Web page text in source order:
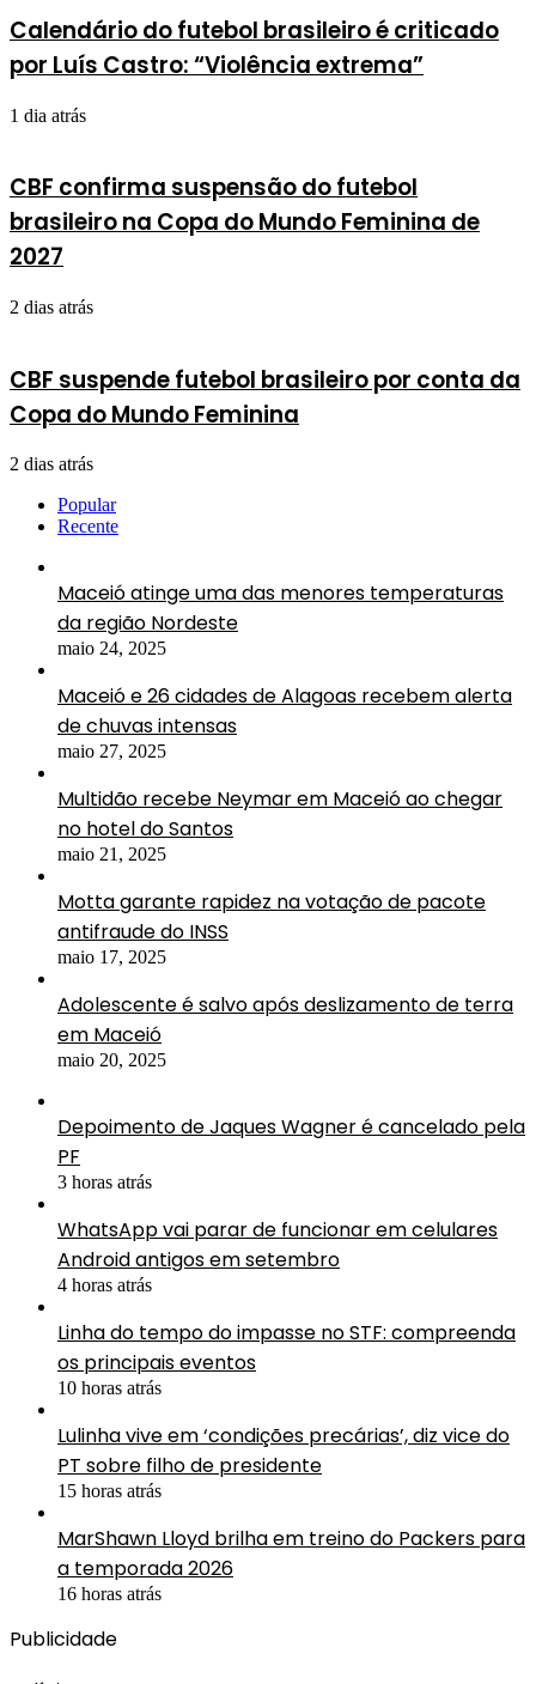
Calendário do futebol brasileiro é criticado
por Luís Castro: “Violência extrema”
1 dia atrás
CBF confirma suspensão do futebol
brasileiro na Copa do Mundo Feminina de
2027
2 dias atrás
CBF suspende futebol brasileiro por conta da
Copa do Mundo Feminina
2 dias atrás
Popular
Recente
Maceió atinge uma das menores temperaturas
da região Nordeste
maio 24, 2025
Maceió e 26 cidades de Alagoas recebem alerta
de chuvas intensas
maio 27, 2025
Multidão recebe Neymar em Maceió ao chegar
no hotel do Santos
maio 21, 2025
Motta garante rapidez na votação de pacote
antifraude do INSS
maio 17, 2025
Adolescente é salvo após deslizamento de terra
em Maceió
maio 20, 2025
Depoimento de Jaques Wagner é cancelado pela
PF
3 horas atrás
WhatsApp vai parar de funcionar em celulares
Android antigos em setembro
4 horas atrás
Linha do tempo do impasse no STF: compreenda
os principais eventos
10 horas atrás
Lulinha vive em ‘condições precárias’, diz vice do
PT sobre filho de presidente
15 horas atrás
MarShawn Lloyd brilha em treino do Packers para
a temporada 2026
16 horas atrás
Publicidade